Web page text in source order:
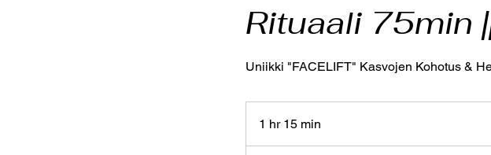
Rituaali 75min
Uniikki "FACELIFT" Kasvojen Kohotus &
1 hr 15 min
h